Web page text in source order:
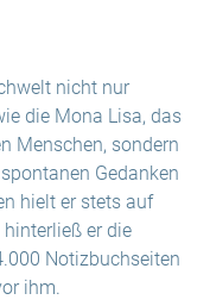
nicht nur
die Mona Lisa, das
Menschen, sondern
Gedanken
hielt er stets auf
hinterließ er die
Notizbuchseiten
ihm.